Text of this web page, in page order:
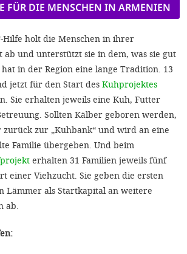
FÜR DIE MENSCHEN IN ARMENIEN
Hilfe holt die Menschen in ihrer
und unterstützt sie in dem, was sie gut
in der Region eine lange Tradition. 13
jetzt für den Start des Kuhprojektes
Sie erhalten jeweils eine Kuh, Futter
Sollten Kälber geboren werden,
zurück zur „Kuhbank“ und wird an eine
Familie übergeben. Und beim
erhalten 31 Familien jeweils fünf
einer Viehzucht. Sie geben die ersten
Lämmer als Startkapital an weitere
ab.